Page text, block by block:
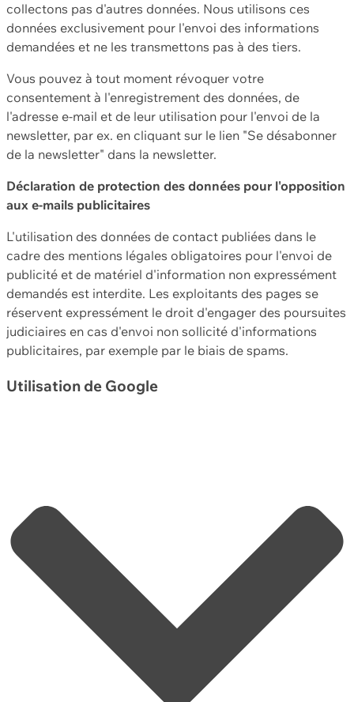
collectons pas d'autres données. Nous utilisons ces
données exclusivement pour l'envoi des informations
demandées et ne les transmettons pas à des tiers.
Vous pouvez à tout moment révoquer votre
consentement à l'enregistrement des données, de
l'adresse e-mail et de leur utilisation pour l'envoi de la
newsletter, par ex. en cliquant sur le lien "Se désabonner
de la newsletter" dans la newsletter.
Déclaration de protection des données pour l'opposition
aux e-mails publicitaires
L'utilisation des données de contact publiées dans le
cadre des mentions légales obligatoires pour l'envoi de
publicité et de matériel d'information non expressément
demandés est interdite. Les exploitants des pages se
réservent expressément le droit d'engager des poursuites
judiciaires en cas d'envoi non sollicité d'informations
publicitaires, par exemple par le biais de spams.
Utilisation de Google